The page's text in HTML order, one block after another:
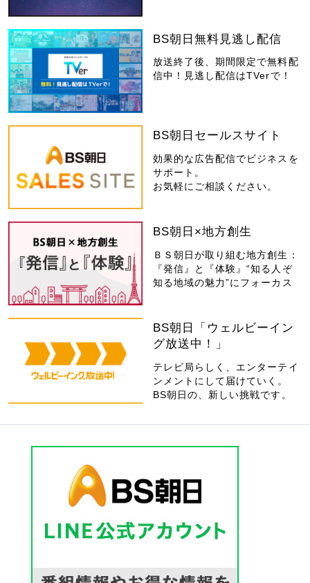
BS朝日無料見逃し配信
放送終了後、期間限定で無料配
信中！見逃し配信はTVerで！
BS朝日セールスサイト
効果的な広告配信でビジネスを
サポート。
お気軽にご相談ください。
BS朝日×地方創生
ＢＳ朝日が取り組む地方創生：
『発信』と『体験』“知る人ぞ
知る地域の魅力”にフォーカス
BS朝日「ウェルビーイン
グ放送中！」
テレビ局らしく、エンターテイ
ンメントにして届けていく。
BS朝日の、新しい挑戦です。